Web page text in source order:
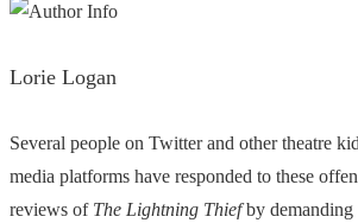
Lorie Logan
Several people on Twitter and other theatre
media platforms have responded to these
reviews of The Lightning Thiefby demanding